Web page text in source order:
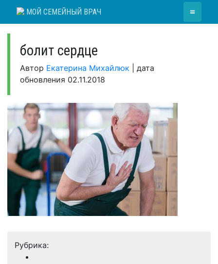
МОЙ СЕМЕЙНЫЙ ВРАЧ ≡
болит сердце
Автор Екатерина Михайлюк
дата
обновления 02.11.2018
Рубрика: